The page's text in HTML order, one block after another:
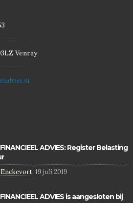
Venray
ADVIES: Register Belasting
Enckevort 19 juli 2019
ADVIES is aangesloten bij